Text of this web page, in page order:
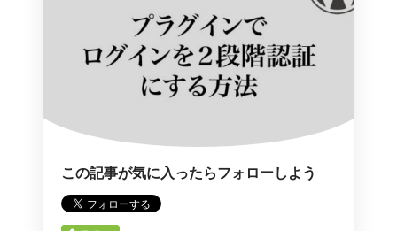
この記事が気に入ったらフォローしよう